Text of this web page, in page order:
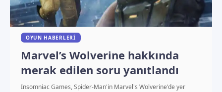
OYUN HABERLERI
Marvel’s Wolverine hakkında
merak edilen soru yanıtlandı
Insomniac Games, Spider-Man'in Marvel's Wolverine'de yer